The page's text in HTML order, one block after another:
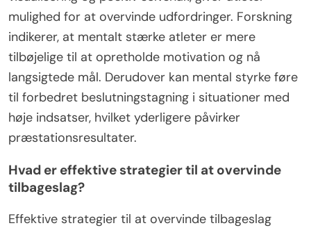
mulighed for at overvinde udfordringer. Forskning
indikerer, at mentalt stærke atleter er mere
tilbøjelige til at opretholde motivation og nå
langsigtede mål. Derudover kan mental styrke føre
til forbedret beslutningstagning i situationer med
høje indsatser, hvilket yderligere påvirker
præstationsresultater.
Hvad er effektive strategier til at overvinde
tilbageslag?
Effektive strategier til at overvinde tilbageslag